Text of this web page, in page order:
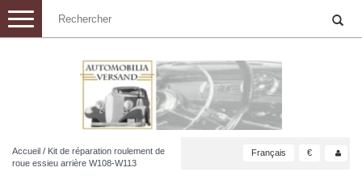
Toggle
navigation
Accueil / Kit de réparation roulement de
roue essieu arrière W108-W113
Français €